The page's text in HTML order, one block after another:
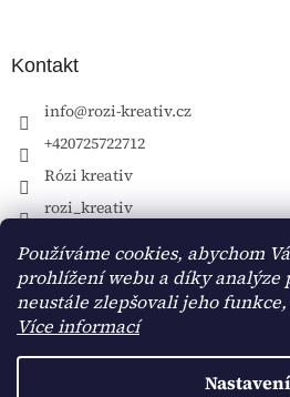
Používáme cookies, abychom
prohlížení webu a díky analýze
neustále zlepšovali jeho
Více informací
Nastavení
Kontakt
info@rozi-kreativ.cz
+420725722712
Rózi kreativ
rozi_kreativ
Vytvořil